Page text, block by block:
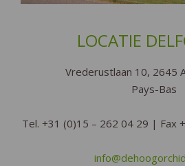
LOCATIE
Vrederustlaan 10, 2645
Pays-Bas
Tel. +31 (0)15 – 262 04 29 | Fax